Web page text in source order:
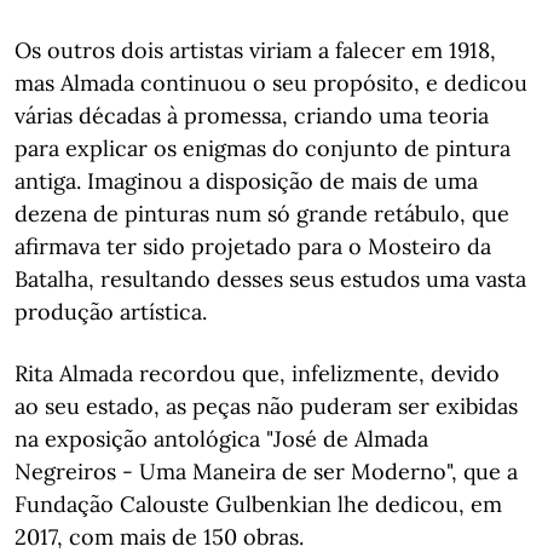
Os outros dois artistas viriam a falecer em 1918,
mas Almada continuou o seu propósito, e dedicou
várias décadas à promessa, criando uma teoria
para explicar os enigmas do conjunto de pintura
antiga. Imaginou a disposição de mais de uma
dezena de pinturas num só grande retábulo, que
afirmava ter sido projetado para o Mosteiro da
Batalha, resultando desses seus estudos uma vasta
produção artística.
Rita Almada recordou que, infelizmente, devido
ao seu estado, as peças não puderam ser exibidas
na exposição antológica "José de Almada
Negreiros - Uma Maneira de ser Moderno", que a
Fundação Calouste Gulbenkian lhe dedicou, em
2017, com mais de 150 obras.